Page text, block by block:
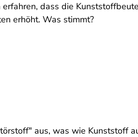
dass die
erhöht. Was stimmt?
aus, was wie Kunststoff